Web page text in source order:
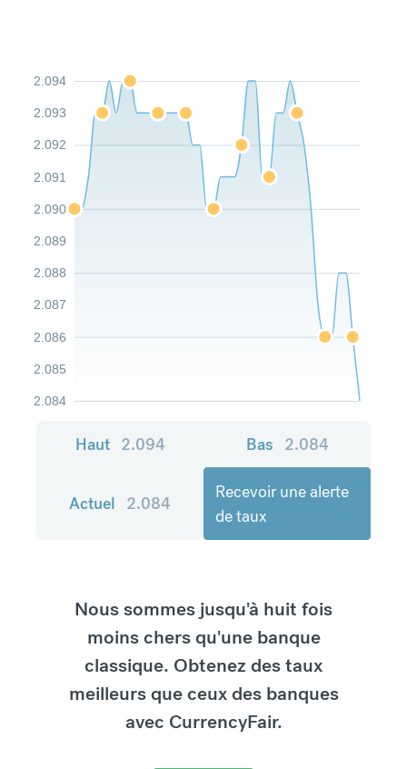
2.084
2.085
2.086
2.087
2.088
2.089
2.090
2.091
2.092
2.093
2.094
Haut 2.094 Bas 2.084
Actuel 2.084
Recevoir une alerte
de taux
Nous sommes jusqu'à huit fois
moins chers qu'une banque
classique. Obtenez des taux
meilleurs que ceux des banques
avec CurrencyFair.